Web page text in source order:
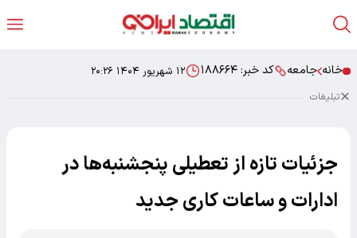
خانه جامعه کد خبر: ۱۸۸۶۶۴ ۱۲ شهریور ۱۴۰۴ ۲۰:۲۶
تبلیغات
جزئیات تازه از تعطیلی پنجشنبه‌ها در
ادارات و ساعات کاری جدید